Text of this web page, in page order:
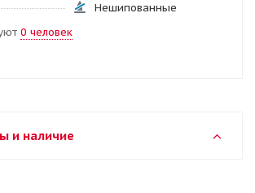
Нешипованные
0 человек
и наличие